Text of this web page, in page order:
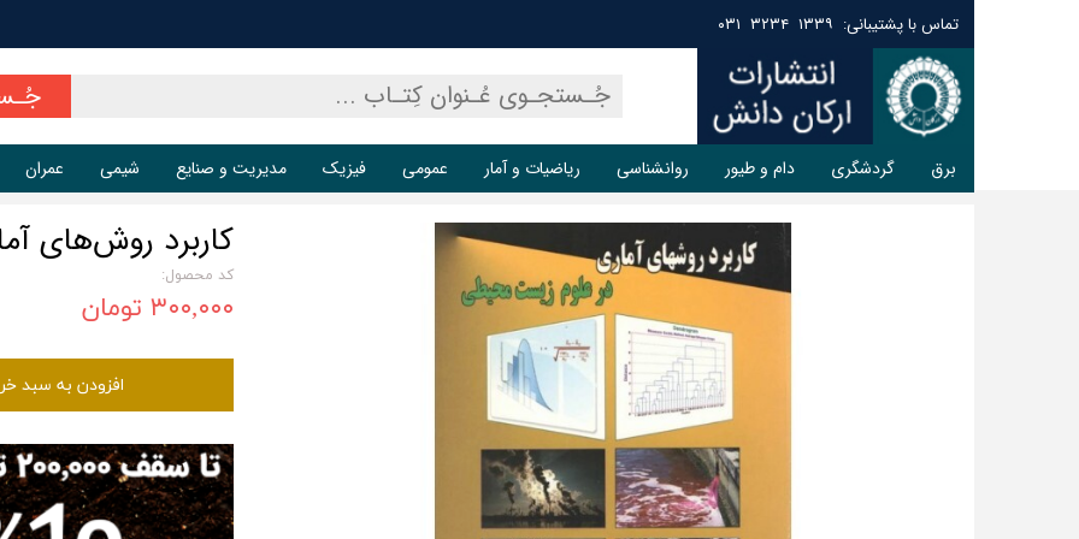
برق گردشگری دام و طیور روانشناسی ریاضیات و آمار عمومی فیزیک مدیریت و صنایع شیمی عمران
تماس با پشتیبانی: ۱۳۳۹ ۳۲۳۴ ۰۳۱
کاربرد روش‌های
کد محصول:
۳۰۰,۰۰۰ تومان
افزودن به سبد